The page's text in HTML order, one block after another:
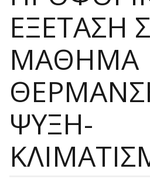
ΕΞΕΤΑΣΗ
ΜΑΘΗΜΑ
ΨΥΞΗ-